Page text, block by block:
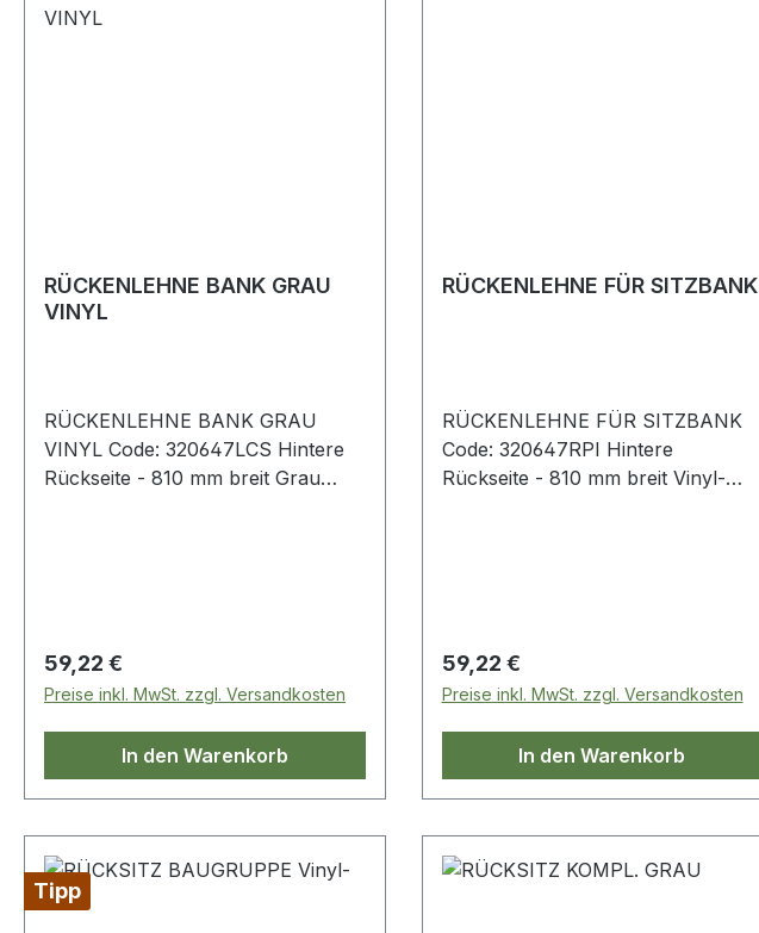
RÜCKENLEHNE BANK GRAU
VINYL
RÜCKENLEHNE BANK GRAU
VINYL Code: 320647LCS Hintere
Rückseite - 810 mm breit Grau
Regulärer Preis:
59,22 €
Preise inkl. MwSt. zzgl. Versandkosten
In den Warenkorb
RÜCKENLEHNE FÜR SITZBANK
RÜCKENLEHNE FÜR SITZBANK
Code: 320647RPI Hintere
Rückseite - 810 mm breit Vinyl-
Regulärer Preis:
59,22 €
Preise inkl. MwSt. zzgl. Versandkosten
In den Warenkorb
Tipp